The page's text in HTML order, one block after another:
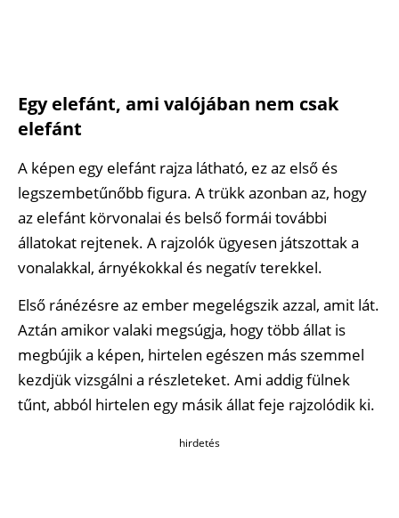
Egy elefánt, ami valójában nem csak
elefánt
A képen egy elefánt rajza látható, ez az első és
legszembetűnőbb figura. A trükk azonban az, hogy
az elefánt körvonalai és belső formái további
állatokat rejtenek. A rajzolók ügyesen játszottak a
vonalakkal, árnyékokkal és negatív terekkel.
Első ránézésre az ember megelégszik azzal, amit lát.
Aztán amikor valaki megsúgja, hogy több állat is
megbújik a képen, hirtelen egészen más szemmel
kezdjük vizsgálni a részleteket. Ami addig fülnek
tűnt, abból hirtelen egy másik állat feje rajzolódik ki.
hirdetés